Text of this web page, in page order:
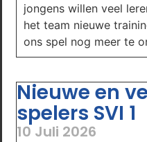
jongens willen veel
het team nieuwe
ons spel nog meer te
Nieuwe en
spelers SVI 1
10 Juli 2026